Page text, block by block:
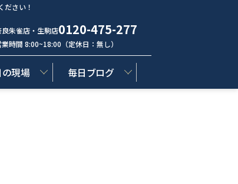
さい！
良朱雀店・生駒店0120-475-277
業時間 8:00~18:00（定休日：無し）
現場 毎日ブログ